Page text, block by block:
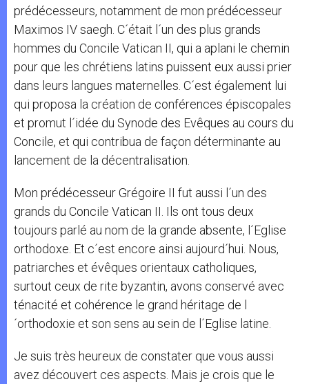
prédécesseurs, notamment de mon prédécesseur
Maximos IV saegh. C´était l´un des plus grands
hommes du Concile Vatican II, qui a aplani le chemin
pour que les chrétiens latins puissent eux aussi prier
dans leurs langues maternelles. C´est également lui
qui proposa la création de conférences épiscopales
et promut l´idée du Synode des Evêques au cours du
Concile, et qui contribua de façon déterminante au
lancement de la décentralisation.
Mon prédécesseur Grégoire II fut aussi l´un des
grands du Concile Vatican II. Ils ont tous deux
toujours parlé au nom de la grande absente, l´Eglise
orthodoxe. Et c´est encore ainsi aujourd´hui. Nous,
patriarches et évêques orientaux catholiques,
surtout ceux de rite byzantin, avons conservé avec
ténacité et cohérence le grand héritage de l
´orthodoxie et son sens au sein de l´Eglise latine.
Je suis très heureux de constater que vous aussi
avez découvert ces aspects. Mais je crois que le